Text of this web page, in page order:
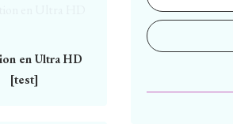
en Ultra HD
[test]